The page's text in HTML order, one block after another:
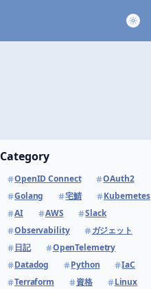
Category
OpenID Connect
OAuth2
Golang
宅鯖
Kubernetes
AI
AWS
Slack
Observability
ガジェット
日記
OpenTelemetry
Datadog
Python
IaC
Terraform
資格
Linux